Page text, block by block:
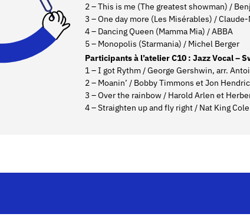
2 – This is me (The greatest showman) /
3 – One day more (Les Misérables) /
4 – Dancing Queen (Mamma Mia) / ABBA
5 – Monopolis (Starmania) / Michel Berger
Participants à l’atelier C10 : Jazz Vocal –
1 – I got Rythm / George Gershwin, arr.
2 – Moanin’ / Bobby Timmons et Jon
3 – Over the rainbow / Harold Arlen et
4 – Straighten up and fly right / Nat King